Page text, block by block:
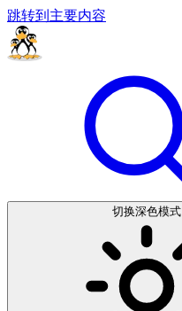
跳转到主要内容
切换深色模式